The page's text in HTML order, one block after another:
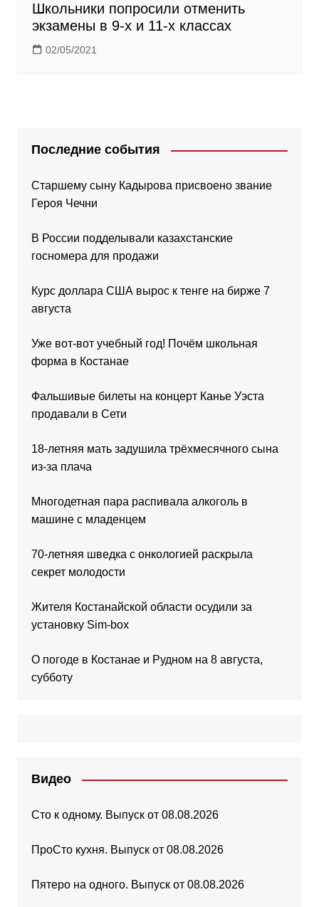
Школьники попросили отменить
экзамены в 9-х и 11-х классах
02/05/2021
Последние события
Старшему сыну Кадырова присвоено звание
Героя Чечни
В России подделывали казахстанские
госномера для продажи
Курс доллара США вырос к тенге на бирже 7
августа
Уже вот-вот учебный год! Почём школьная
форма в Костанае
Фальшивые билеты на концерт Канье Уэста
продавали в Сети
18-летняя мать задушила трёхмесячного сына
из-за плача
Многодетная пара распивала алкоголь в
машине с младенцем
70-летняя шведка с онкологией раскрыла
секрет молодости
Жителя Костанайской области осудили за
установку Sim-box
О погоде в Костанае и Рудном на 8 августа,
субботу
Видео
Сто к одному. Выпуск от 08.08.2026
ПроСто кухня. Выпуск от 08.08.2026
Пятеро на одного. Выпуск от 08.08.2026